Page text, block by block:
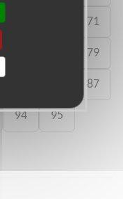
71
79
87
94 95